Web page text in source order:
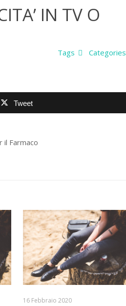
IN TV O
Categories
Tags
Tweet
il Farmaco
16 Febbraio 2020